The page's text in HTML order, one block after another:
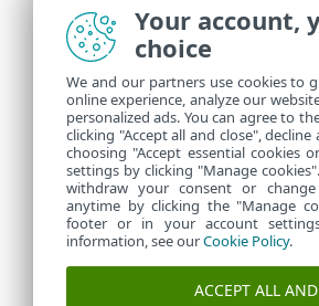
Your account,
choice
We and our partners use cookies to
online experience, analyze our
personalized ads. You can agree to
clicking "Accept all and close",
choosing "Accept essential cookies
settings by clicking "Manage
withdraw your consent or
anytime by clicking the "Manage
footer or in your account
information, see ourCookie Policy.
ACCEPT ALL